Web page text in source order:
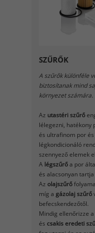
SZŰRŐK
A szűrők különféle
biztosítanak mind
környezet számára.
Az utastéri szűrő
lélegezni, hatékony
és ultrafinom por
légkondicionáló
szennyező elemek
A légszűrőa por
és alacsonyan
Az olajszűrő
míg a gázolaj szűrő
befecskendezőtől.
Mindig ellenőrizze
és csakis eredeti